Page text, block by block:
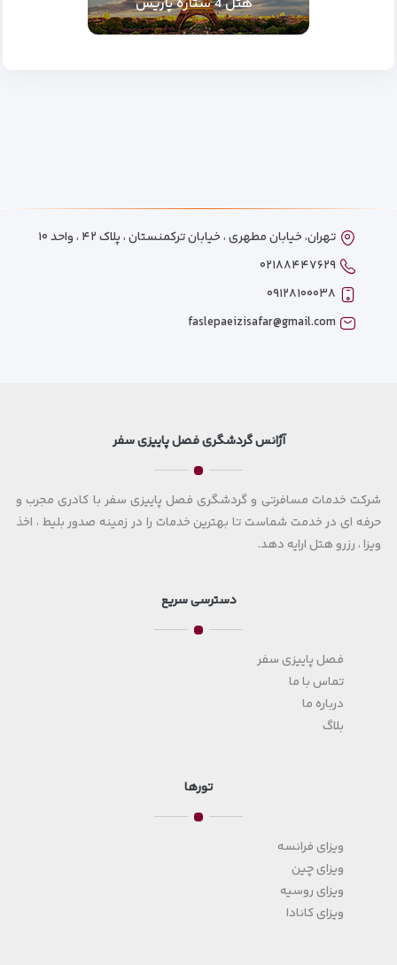
تهران، خیابان مطهری ، خیابان ترکمنستان ، پلاک ۴۲ ، واحد ۱۰
۰۲۱۸۸۴۴۷۶۲۹
۰۹۱۲۸۱۰۰۰۳۸
faslepaeizisafar@gmail.com
آژانس گردشگری فصل پاییزی سفر
شرکت خدمات مسافرتی و گردشگری فصل پاییزی سفر با کادری مجرب و
حرفه ای در خدمت شماست تا بهترین خدمات را در زمینه صدور بلیط ، اخذ
ویزا ، رزرو هتل ارایه دهد.
دسترسی سریع
فصل پاییزی سفر
تماس با ما
درباره ما
بلاگ
تورها
ویزای فرانسه
ویزای چین
ویزای روسیه
ویزای کانادا